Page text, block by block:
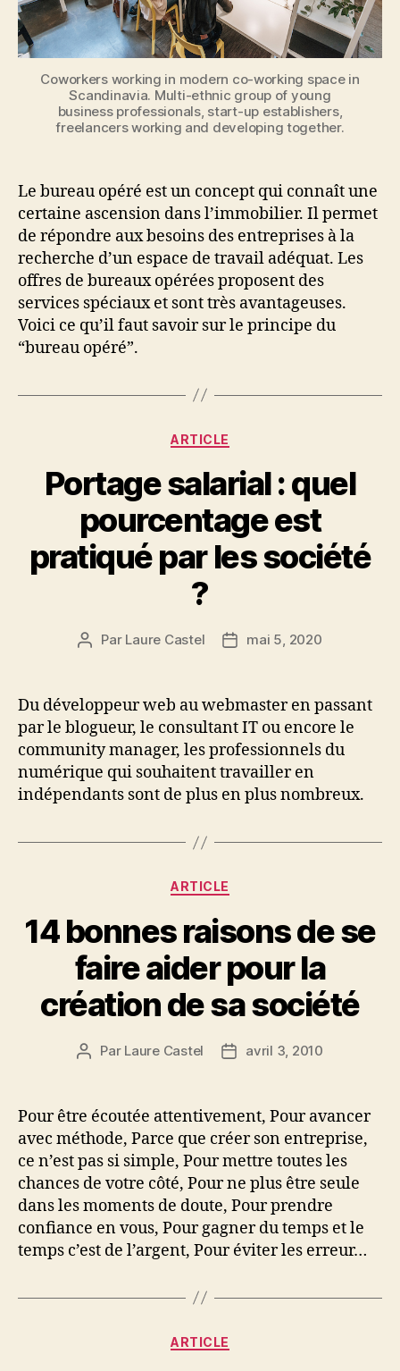
Coworkers working in modern co-working space in
Scandinavia. Multi-ethnic group of young
business professionals, start-up establishers,
freelancers working and developing together.
Le bureau opéré est un concept qui connaît une
certaine ascension dans l’immobilier. Il permet
de répondre aux besoins des entreprises à la
recherche d’un espace de travail adéquat. Les
offres de bureaux opérées proposent des
services spéciaux et sont très avantageuses.
Voici ce qu’il faut savoir sur le principe du
“bureau opéré”.
Catégories
ARTICLE
Portage salarial : quel
pourcentage est
pratiqué par les société
?
Auteur
Par Laure Castel
Datemai 5, 2020
Du développeur web au webmaster en passant
par le blogueur, le consultant IT ou encore le
community manager, les professionnels du
numérique qui souhaitent travailler en
indépendants sont de plus en plus nombreux.
Catégories
ARTICLE
14 bonnes raisons de se
faire aider pour la
création de sa société
Auteur
Par Laure Castel
Dateavril 3, 2010
Pour être écoutée attentivement, Pour avancer
avec méthode, Parce que créer son entreprise,
ce n’est pas si simple, Pour mettre toutes les
chances de votre côté, Pour ne plus être seule
dans les moments de doute, Pour prendre
confiance en vous, Pour gagner du temps et le
temps c’est de l’argent, Pour éviter les erreur…
Catégories
ARTICLE